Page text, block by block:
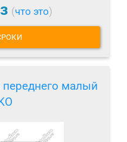
(что это)
переднего малый